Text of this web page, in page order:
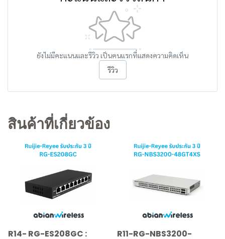
ยังไม่มีคะแนนและรีวิว เป็นคนแรกที่แสดงความคิดเห็น
รีวิว
สินค้าที่เกี่ยวข้อง
R14- RG-ES208GC :
R11-RG-NBS3200-